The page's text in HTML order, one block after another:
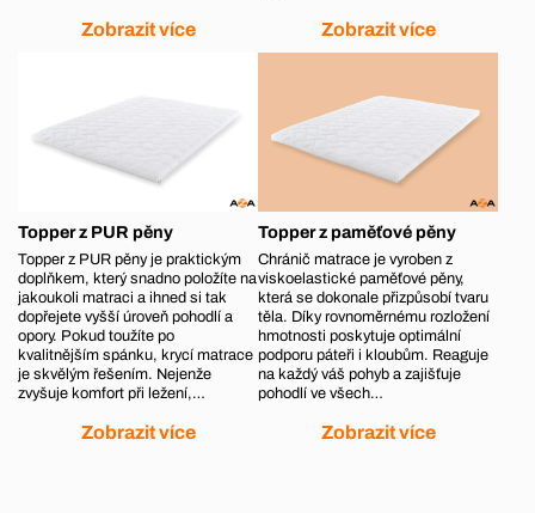
Zobrazit více Zobrazit více
Topper z PUR pěny
Topper z PUR pěny je praktickým
doplňkem, který snadno položíte na
jakoukoli matraci a ihned si tak
dopřejete vyšší úroveň pohodlí a
opory. Pokud toužíte po
kvalitnějším spánku, krycí matrace
je skvělým řešením. Nejenže
zvyšuje komfort při ležení,…
Zobrazit více
Topper z paměťové pěny
Chránič matrace je vyroben z
viskoelastické paměťové pěny,
která se dokonale přizpůsobí tvaru
těla. Díky rovnoměrnému rozložení
hmotnosti poskytuje optimální
podporu páteři i kloubům. Reaguje
na každý váš pohyb a zajišťuje
pohodlí ve všech…
Zobrazit více